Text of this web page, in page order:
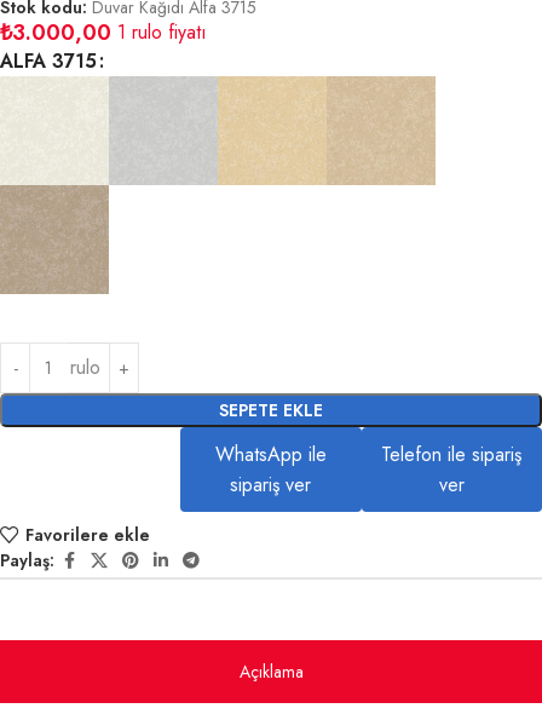
Stok kodu: Duvar Kağıdı Alfa 3715
₺3.000,00 1 rulo fiyatı
ALFA 3715
rulo
SEPETE EKLE
WhatsApp ile
sipariş ver
Telefon ile sipariş
ver
Favorilere ekle
Paylaş:
Açıklama